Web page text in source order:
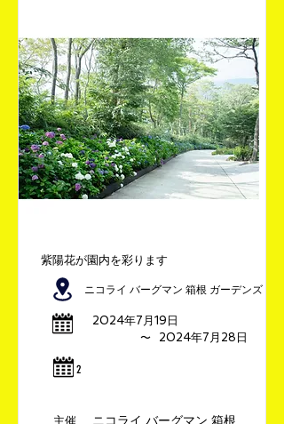
紫陽花が園内を彩ります
ニコライ バーグマン 箱根 ガーデンズ
2024年7月19日
​〜 2024年7月28日
​2
​主催 ニコライ バーグマン 箱根